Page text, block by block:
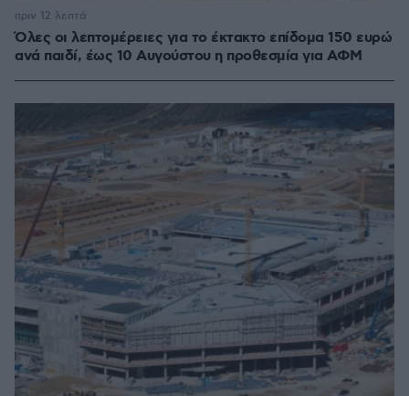
Όλες οι λεπτομέρειες για το έκτακτο επίδομα 150 ευρώ
ανά παιδί, έως 10 Αυγούστου η προθεσμία για ΑΦΜ
πριν 12 λεπτά